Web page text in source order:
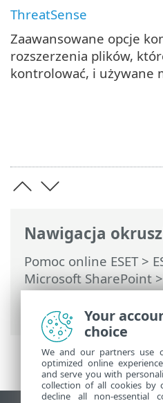
Nawigacja
Pomoc online ESET>
Microsoft SharePoint
zaawansowane>
Skanowanie
ThreatSense
Zaawansowane opcje
rozszerzenia plików,
kontrolować, i używane
Your
choice
We and our partners use
optimized online
and serve you with
collection of all cookies by
decline all non-essential